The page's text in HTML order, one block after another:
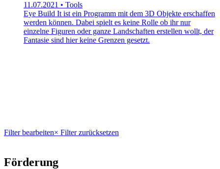
11.07.2021 • Tools
Eye Build It ist ein Programm mit dem 3D Objekte erschaffen
werden können. Dabei spielt es keine Rolle ob ihr nur
einzelne Figuren oder ganze Landschaften erstellen wollt, der
Fantasie sind hier keine Grenzen gesetzt.
Filter bearbeiten× Filter zurücksetzen
Förderung